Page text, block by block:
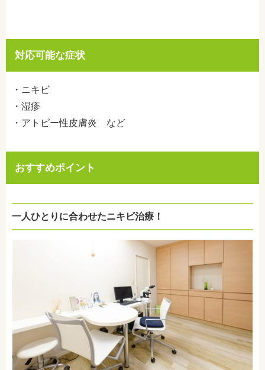
対応可能な症状
・ニキビ
・湿疹
・アトピー性皮膚炎 など
おすすめポイント
一人ひとりに合わせたニキビ治療！